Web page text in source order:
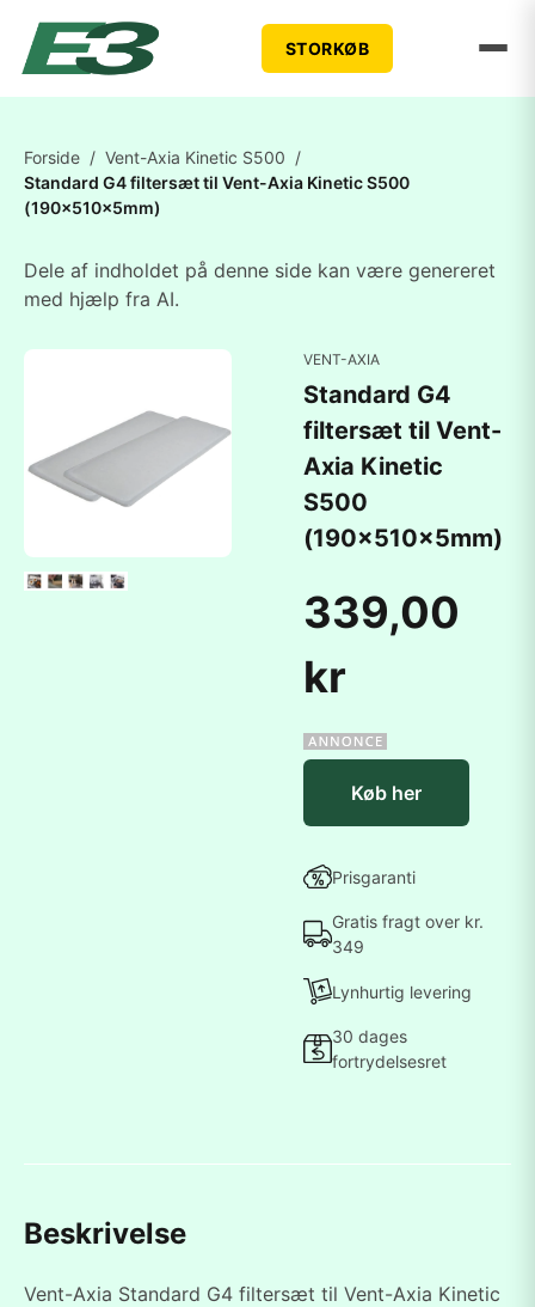
STORKØB
Forside / Vent-Axia Kinetic S500 /
Standard G4 filtersæt til Vent-Axia Kinetic S500
(190x510x5mm)
Dele af indholdet på denne side kan være genereret
med hjælp fra AI.
VENT-AXIA
Standard G4
filtersæt til Vent-
Axia Kinetic
S500
(190x510x5mm)
339,00
kr
Køb her
Prisgaranti
Gratis fragt over kr.
349
Lynhurtig levering
30 dages
fortrydelsesret
Beskrivelse
Vent-Axia Standard G4 filtersæt til Vent-Axia Kinetic